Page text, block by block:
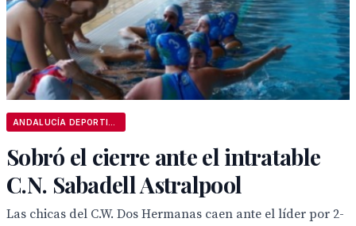
Sobró el cierre ante el intratable
C.N. Sabadell Astralpool
Las chicas del C.W. Dos Hermanas caen ante el líder por 2-